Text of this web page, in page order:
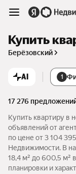
Купить
Берёзовский
AI 1
17 276
Купить квартиру в
объявлений от
по цене от 3 104
Недвижимости. В
18,4 м² до 600,5 м²
планировки и